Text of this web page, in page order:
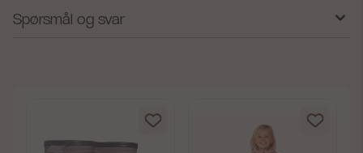
Spørsmål og svar